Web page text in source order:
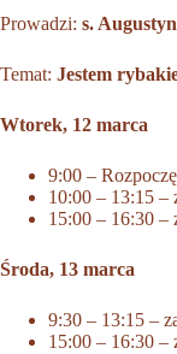
Prowadzi: s.
Temat: Jestem
Wtorek, 12 marca
9:00 –
10:00 – 13:15 –
15:00 – 16:30
Środa, 13 marca
9:30 – 13:15 –
15:00 – 16:30